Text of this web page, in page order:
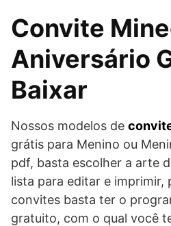
Convite
Aniversário
Baixar
Nossos modelos de
grátis para Menino ou
pdf, basta escolher a arte
lista para editar e imprimir,
convites basta ter o
gratuito, com o qual você